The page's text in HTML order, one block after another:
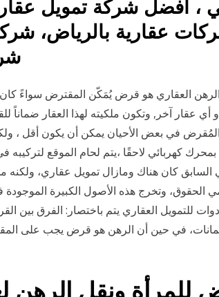
افضل شركة تمويل
عقارية بالرياض،
الرهن العقاري هو قرض يُمَكّن المقترض سواءً
أي عقار آخر, وتكون ملكيته لهذا العقار
كهربائي لاحقًا ،يتم لحام الموقع لتركيبه
كان هناك ومازال تمويل عقاري، ولكنه
الحقوق، وتخرج هذه الأصول الكبيرة الموجودة
للتمويل العقاري يتم باختصار: الفرق
في حين أن الرهن هو قرض يجب على